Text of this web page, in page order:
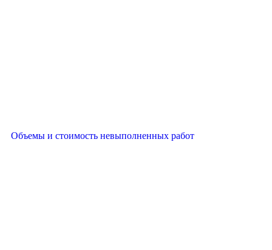
Объемы и стоимость невыполненных работ